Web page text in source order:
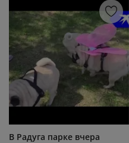
В Радуга парке вчера